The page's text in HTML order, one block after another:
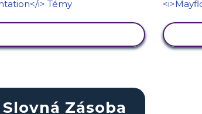
Slovná Zásoba